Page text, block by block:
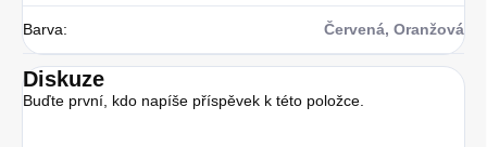
Barva: Červená, Oranžová
Diskuze
Buďte první, kdo napíše příspěvek k této položce.